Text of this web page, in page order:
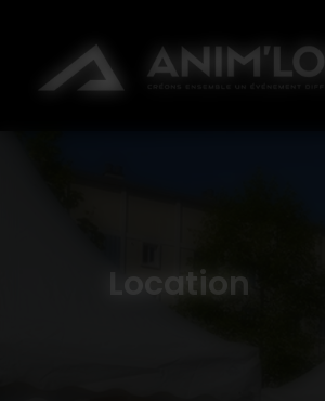
Location